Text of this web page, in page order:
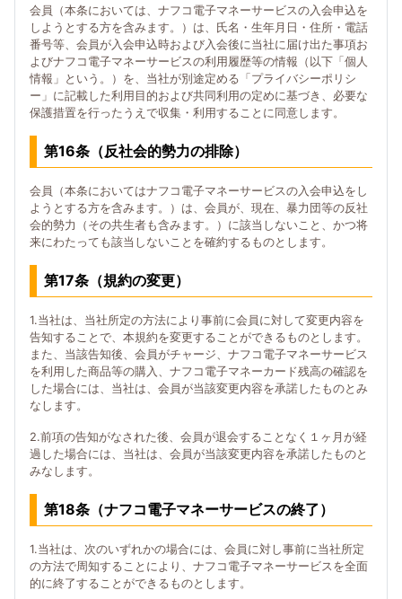
会員（本条においては、ナフコ電子マネーサービスの入会申込を
しようとする方を含みます。）は、氏名・生年月日・住所・電話
番号等、会員が入会申込時および入会後に当社に届け出た事項お
よびナフコ電子マネーサービスの利用履歴等の情報（以下「個人
情報」という。）を、当社が別途定める「プライバシーポリシ
ー」に記載した利用目的および共同利用の定めに基づき、必要な
保護措置を行ったうえで収集・利用することに同意します。
第16条（反社会的勢力の排除）
会員（本条においてはナフコ電子マネーサービスの入会申込をし
ようとする方を含みます。）は、会員が、現在、暴力団等の反社
会的勢力（その共生者も含みます。）に該当しないこと、かつ将
来にわたっても該当しないことを確約するものとします。
第17条（規約の変更）
1.当社は、当社所定の方法により事前に会員に対して変更内容を
告知することで、本規約を変更することができるものとします。
また、当該告知後、会員がチャージ、ナフコ電子マネーサービス
を利用した商品等の購入、ナフコ電子マネーカード残高の確認を
した場合には、当社は、会員が当該変更内容を承諾したものとみ
なします。
2.前項の告知がなされた後、会員が退会することなく１ヶ月が経
過した場合には、当社は、会員が当該変更内容を承諾したものと
みなします。
第18条（ナフコ電子マネーサービスの終了）
1.当社は、次のいずれかの場合には、会員に対し事前に当社所定
の方法で周知することにより、ナフコ電子マネーサービスを全面
的に終了することができるものとします。